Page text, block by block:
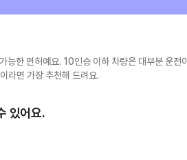
능한 면허예요. 10인승 이하 차량은 대부분 운전이
라면 가장 추천해 드려요.
있어요.